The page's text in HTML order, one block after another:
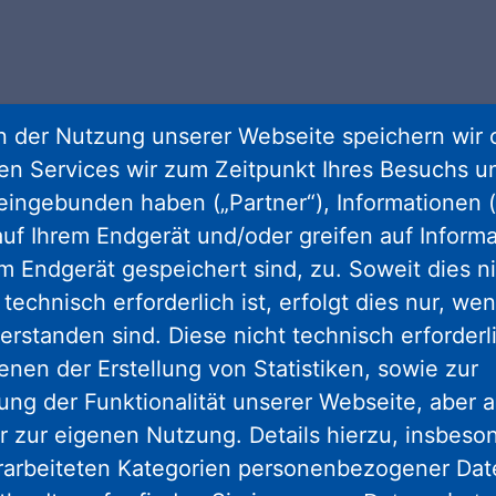
und
der Nutzung unserer Webseite speichern wir
Services wir zum Zeitpunkt Ihres Besuchs
haben („Partner“), Informationen
Ihrem Endgerät und/oder greifen auf
Endgerät gespeichert sind, zu. Soweit dies
erforderlich ist, erfolgt dies nur,
sind. Diese nicht technisch
der Erstellung von Statistiken, sowie zur
der Funktionalität unserer Webseite, aber
zur eigenen Nutzung. Details hierzu,
Kategorien personenbezogener